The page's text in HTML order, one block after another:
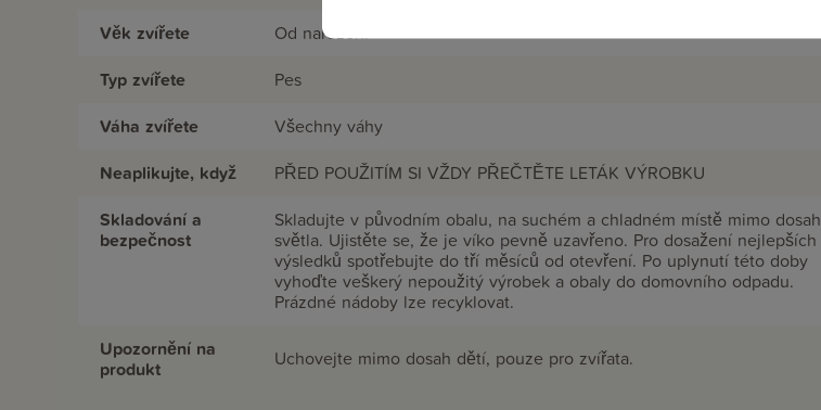
Věk zvířete Od narození
Typ zvířete Pes
Váha zvířete Všechny váhy
Neaplikujte, když PŘED POUŽITÍM SI VŽDY PŘEČTĚTE LETÁK VÝROBKU
Skladování a
bezpečnost
Skladujte v původním obalu, na suchém a chladném místě mimo dosah
světla. Ujistěte se, že je víko pevně uzavřeno. Pro dosažení nejlepších
výsledků spotřebujte do tří měsíců od otevření. Po uplynutí této doby
vyhoďte veškerý nepoužitý výrobek a obaly do domovního odpadu.
Prázdné nádoby lze recyklovat.
Upozornění na
produkt
Uchovejte mimo dosah dětí, pouze pro zvířata.